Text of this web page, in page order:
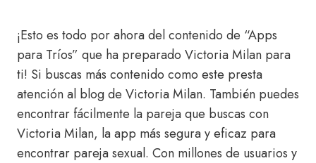
¡Esto es todo por ahora del contenido de “Apps
para Tríos” que ha preparado Victoria Milan para
ti! Si buscas más contenido como este presta
atención al blog de Victoria Milan. También puedes
encontrar fácilmente la pareja que buscas con
Victoria Milan, la app más segura y eficaz para
encontrar pareja sexual. Con millones de usuarios y